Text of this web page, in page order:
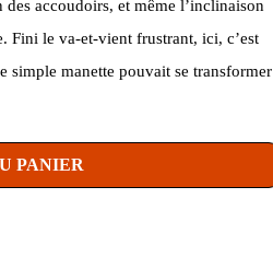
accoudoirs, et même l’inclinaison
Fini le va-et-vient frustrant, ici, c’est
simple manette pouvait se transformer
PANIER